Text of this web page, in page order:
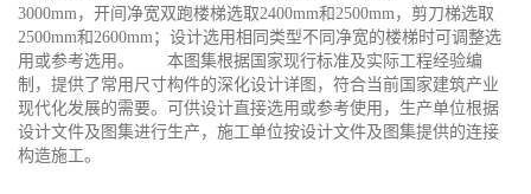
3000mm，开间净宽双跑楼梯选取2400mm和2500mm，剪刀梯选取
2500mm和2600mm；设计选用相同类型不同净宽的楼梯时可调整选
用或参考选用。 本图集根据国家现行标准及实际工程经验编
制，提供了常用尺寸构件的深化设计详图，符合当前国家建筑产业
现代化发展的需要。可供设计直接选用或参考使用，生产单位根据
设计文件及图集进行生产，施工单位按设计文件及图集提供的连接
构造施工。